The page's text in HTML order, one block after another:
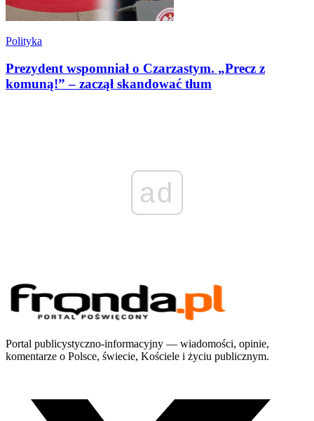
Polityka
Prezydent wspomniał o Czarzastym. „Precz z
komuną!” – zaczął skandować tłum
ad
Portal publicystyczno-informacyjny — wiadomości, opinie,
komentarze o Polsce, świecie, Kościele i życiu publicznym.